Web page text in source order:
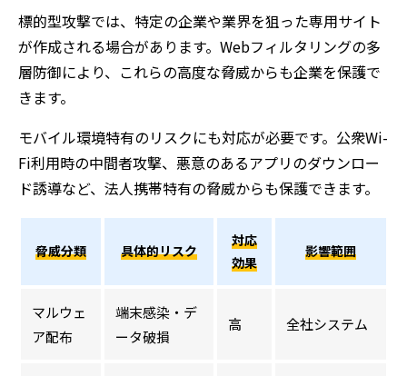
標的型攻撃では、特定の企業や業界を狙った専用サイト
が作成される場合があります。Webフィルタリングの多
層防御により、これらの高度な脅威からも企業を保護で
きます。
モバイル環境特有のリスクにも対応が必要です。公衆Wi-
Fi利用時の中間者攻撃、悪意のあるアプリのダウンロー
ド誘導など、法人携帯特有の脅威からも保護できます。
脅威分類 具体的リスク
対応
効果
影響範囲
マルウェ
ア配布
端末感染・デ
ータ破損
高 全社システム